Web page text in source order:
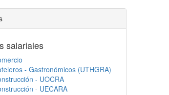
salariales
- Gastronómicos (UTHGRA)
- UOCRA
- UECARA